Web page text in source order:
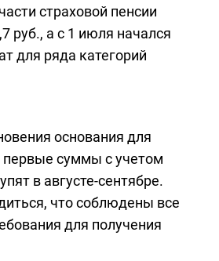
страховой пенсии
руб., а с 1 июля начался
для ряда категорий
основания для
суммы с учетом
в августе-сентябре.
что соблюдены все
для получения